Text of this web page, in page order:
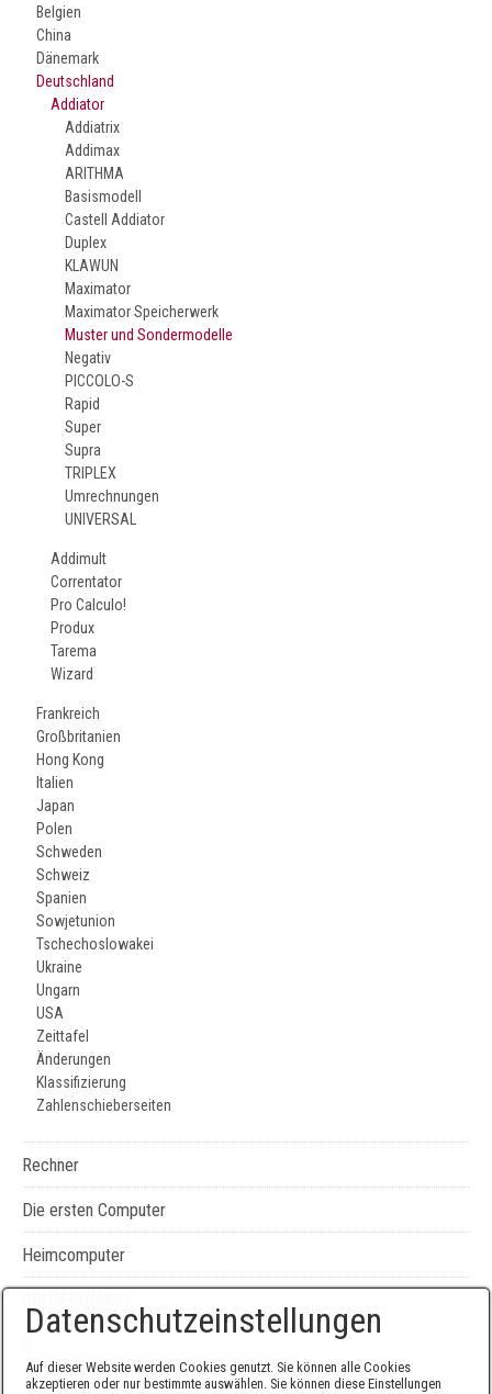
Belgien
China
Dänemark
Deutschland
Addiator
Addiatrix
Addimax
ARITHMA
Basismodell
Castell Addiator
Duplex
KLAWUN
Maximator
Maximator Speicherwerk
Muster und Sondermodelle
Negativ
PICCOLO-S
Rapid
Super
Supra
TRIPLEX
Umrechnungen
UNIVERSAL
Addimult
Correntator
Pro Calculo!
Produx
Tarema
Wizard
Frankreich
Großbritanien
Hong Kong
Italien
Japan
Polen
Schweden
Schweiz
Spanien
Sowjetunion
Tschechoslowakei
Ukraine
Ungarn
USA
Zeittafel
Änderungen
Klassifizierung
Zahlenschieberseiten
Rechner
Die ersten Computer
Heimcomputer
Datenschutzeinstellungen
Auf dieser Website werden Cookies genutzt. Sie können alle Cookies
akzeptieren oder nur bestimmte auswählen. Sie können diese Einstellungen